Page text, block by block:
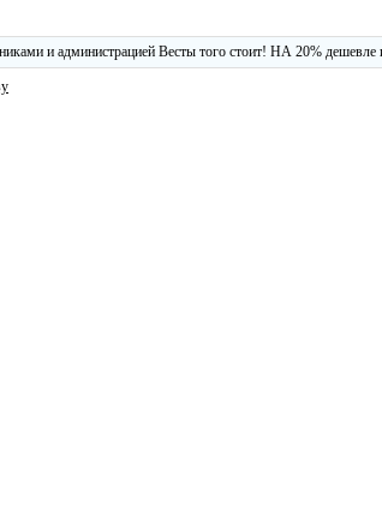
и администрацией Весты того стоит! НА 20%